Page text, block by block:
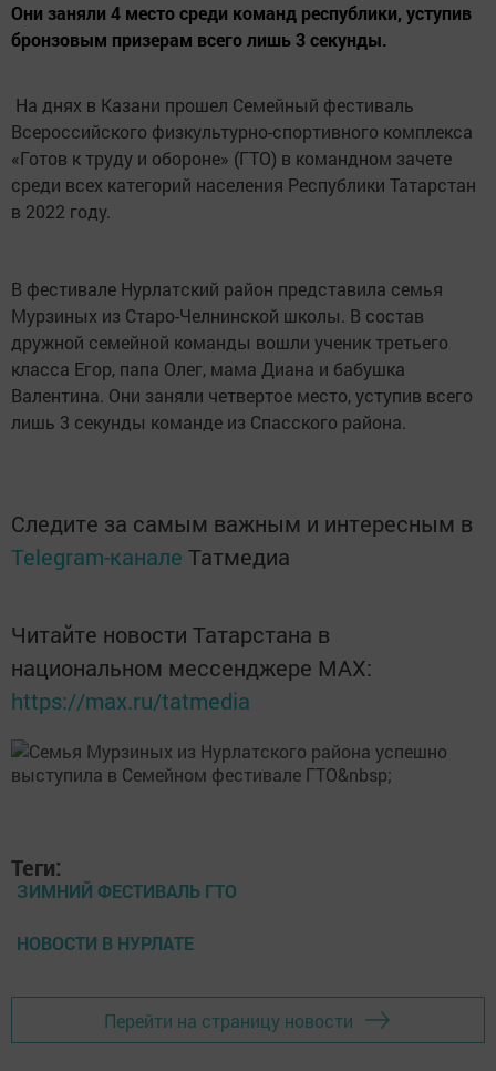
Они заняли 4 место среди команд республики, уступив
бронзовым призерам всего лишь 3 секунды.
На днях в Казани прошел Семейный фестиваль
Всероссийского физкультурно-спортивного комплекса
«Готов к труду и обороне» (ГТО) в командном зачете
среди всех категорий населения Республики Татарстан
в 2022 году.
В фестивале Нурлатский район представила семья
Мурзиных из Старо-Челнинской школы. В состав
дружной семейной команды вошли ученик третьего
класса Егор, папа Олег, мама Диана и бабушка
Валентина. Они заняли четвертое место, уступив всего
лишь 3 секунды команде из Спасского района.
Следите за самым важным и интересным в
Telegram-канале Татмедиа
Читайте новости Татарстана в
национальном мессенджере MАХ:
https://max.ru/tatmedia
Теги:
ЗИМНИЙ ФЕСТИВАЛЬ ГТО
НОВОСТИ В НУРЛАТЕ
Перейти на страницу новости